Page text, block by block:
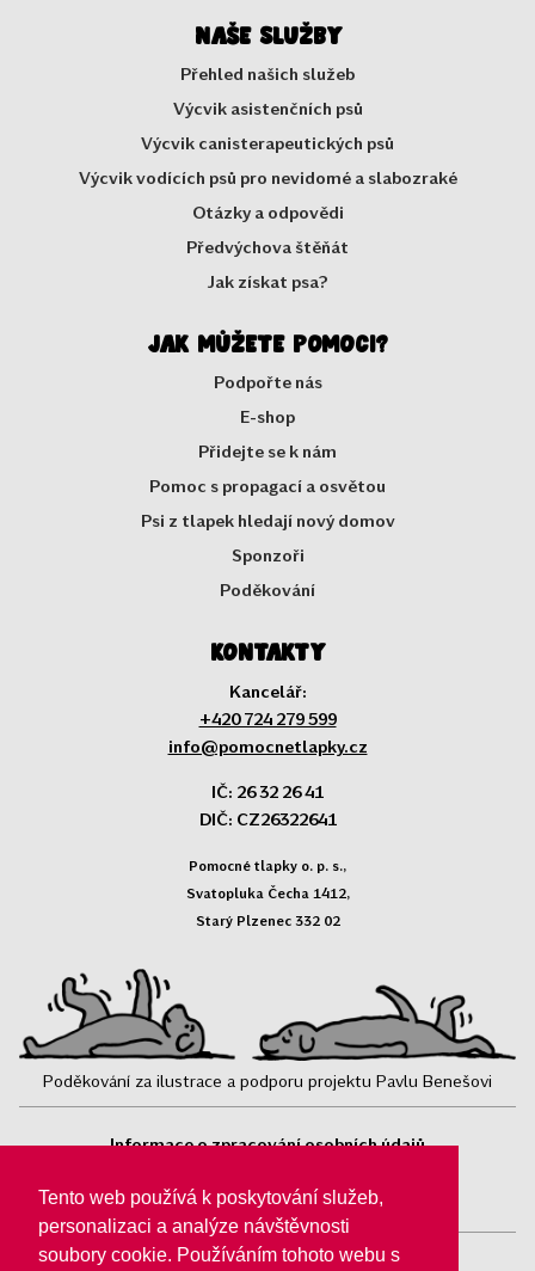
Tento web používá k poskytování služeb,
personalizaci a analýze návštěvnosti
soubory cookie. Používáním tohoto webu s
Naše služby
Přehled našich služeb
Výcvik asistenčních psů
Výcvik canisterapeutických psů
Výcvik vodících psů pro nevidomé a slabozraké
Otázky a odpovědi
Předvýchova štěňát
Jak získat psa?
Jak můžete pomoci?
Podpořte nás
E-shop
Přidejte se k nám
Pomoc s propagací a osvětou
Psi z tlapek hledají nový domov
Sponzoři
Poděkování
Kontakty
Kancelář:
+420 724 279 599
info@pomocnetlapky.cz
IČ: 26 32 26 41
DIČ: CZ26322641
Pomocné tlapky o. p. s.,
Svatopluka Čecha 1412,
Starý Plzenec 332 02
Poděkování za ilustrace a podporu projektu Pavlu Benešovi
Informace o zpracování osobních údajů
Sledujte nás: